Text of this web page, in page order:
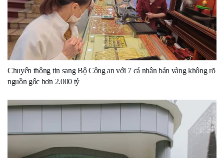
Chuyển thông tin sang Bộ Công an với 7 cá nhân bán vàng không rõ
nguồn gốc hơn 2.000 tỷ